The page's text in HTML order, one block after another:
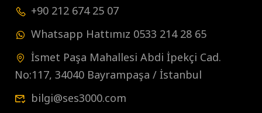
+90 212 674 25 07
Whatsapp Hattımız 0533 214 28 65
İsmet Paşa Mahallesi Abdi İpekçi Cad.
No:117, 34040 Bayrampaşa / İstanbul
bilgi@ses3000.com